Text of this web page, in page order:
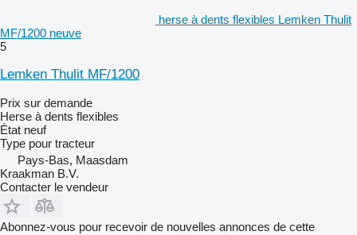
herse à dents flexibles Lemken Thulit
MF/1200 neuve
5
Lemken Thulit MF/1200
Prix sur demande
Herse à dents flexibles
État neuf
Type pour tracteur
Pays-Bas, Maasdam
Kraakman B.V.
Contacter le vendeur
Abonnez-vous pour recevoir de nouvelles annonces de cette